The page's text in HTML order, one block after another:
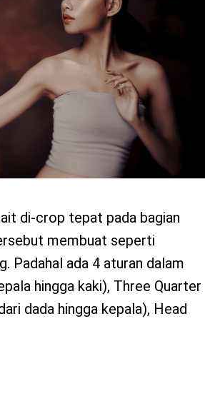
di-crop tepat pada bagian
membuat seperti
Padahal ada 4 aturan dalam
hingga kaki), Three Quarter
dada hingga kepala), Head